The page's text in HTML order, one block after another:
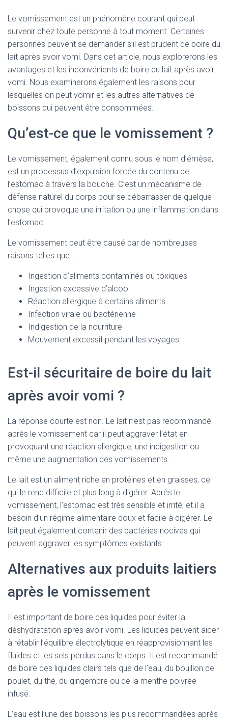
Le vomissement est un phénomène courant qui peut
survenir chez toute personne à tout moment. Certaines
personnes peuvent se demander s’il est prudent de boire du
lait après avoir vomi. Dans cet article, nous explorerons les
avantages et les inconvénients de boire du lait après avoir
vomi. Nous examinerons également les raisons pour
lesquelles on peut vomir et les autres alternatives de
boissons qui peuvent être consommées.
Qu’est-ce que le vomissement ?
Le vomissement, également connu sous le nom d’émèse,
est un processus d’expulsion forcée du contenu de
l’estomac à travers la bouche. C’est un mécanisme de
défense naturel du corps pour se débarrasser de quelque
chose qui provoque une irritation ou une inflammation dans
l’estomac.
Le vomissement peut être causé par de nombreuses
raisons telles que :
Ingestion d’aliments contaminés ou toxiques
Ingestion excessive d’alcool
Réaction allergique à certains aliments
Infection virale ou bactérienne
Indigestion de la nourriture
Mouvement excessif pendant les voyages
Est-il sécuritaire de boire du lait
après avoir vomi ?
La réponse courte est non. Le lait n’est pas recommandé
après le vomissement car il peut aggraver l’état en
provoquant une réaction allergique, une indigestion ou
même une augmentation des vomissements.
Le lait est un aliment riche en protéines et en graisses, ce
qui le rend difficile et plus long à digérer. Après le
vomissement, l’estomac est très sensible et irrité, et il a
besoin d’un régime alimentaire doux et facile à digérer. Le
lait peut également contenir des bactéries nocives qui
peuvent aggraver les symptômes existants.
Alternatives aux produits laitiers
après le vomissement
Il est important de boire des liquides pour éviter la
déshydratation après avoir vomi. Les liquides peuvent aider
à rétablir l’équilibre électrolytique en réapprovisionnant les
fluides et les sels perdus dans le corps. Il est recommandé
de boire des liquides clairs tels que de l’eau, du bouillon de
poulet, du thé, du gingembre ou de la menthe poivrée
infusé.
L’eau est l’une des boissons les plus recommandées après